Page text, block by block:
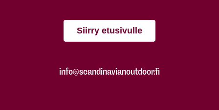
Siirry etusivulle
info@scandinavianoutdoor.fi